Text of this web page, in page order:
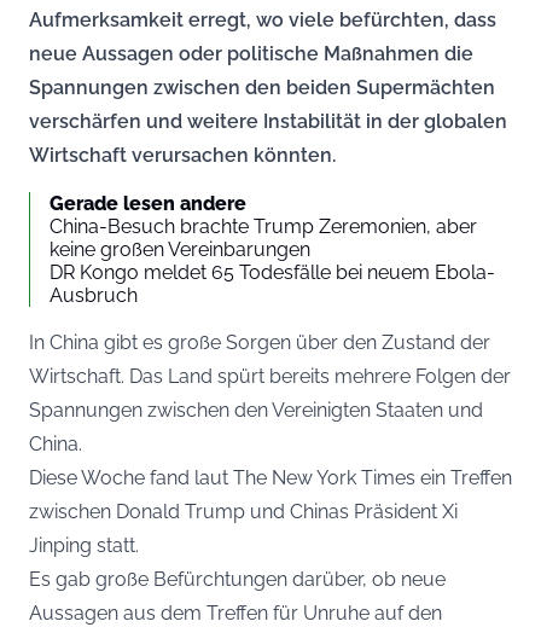
Aufmerksamkeit erregt, wo viele befürchten, dass
neue Aussagen oder politische Maßnahmen die
Spannungen zwischen den beiden Supermächten
verschärfen und weitere Instabilität in der globalen
Wirtschaft verursachen könnten.
Gerade lesen andere
China-Besuch brachte Trump Zeremonien, aber
keine großen Vereinbarungen
DR Kongo meldet 65 Todesfälle bei neuem Ebola-
Ausbruch
In China gibt es große Sorgen über den Zustand der
Wirtschaft. Das Land spürt bereits mehrere Folgen der
Spannungen zwischen den Vereinigten Staaten und
China.
Diese Woche fand laut The New York Times ein Treffen
zwischen Donald Trump und Chinas Präsident Xi
Jinping statt.
Es gab große Befürchtungen darüber, ob neue
Aussagen aus dem Treffen für Unruhe auf den